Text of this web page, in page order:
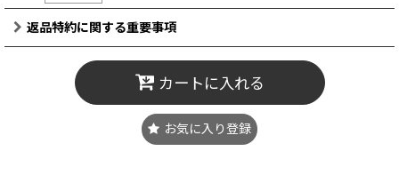
返品特約に関する重要事項
カートに入れる
お気に入り登録